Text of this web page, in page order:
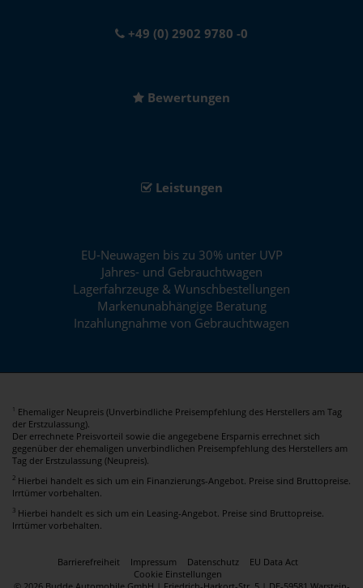
+49 (0) 2902 9780 -0
Bewertungen
Leistungen
EU-Neuwagen bis zu 30% unter UVP
Jahres- und Gebrauchtwagen
Lagerfahrzeuge & Wunschbestellungen
Markenunabhängige Beratung
Inzahlungnahme von Gebrauchtwagen
1
Ehemaliger Neupreis (Unverbindliche Preisempfehlung des Herstellers am Tag
der Erstzulassung).
Der errechnete Preisvorteil sowie die angegebene Ersparnis errechnet sich
gegenüber der ehemaligen unverbindlichen Preisempfehlung des Herstellers am
Tag der Erstzulassung (Neupreis).
2 Hierbei handelt es sich um ein Finanzierungs-Angebot. Preise sind Bruttopreise.
Irrtümer vorbehalten.
3 Hierbei handelt es sich um ein Leasing-Angebot. Preise sind Bruttopreise.
Irrtümer vorbehalten.
Barrierefreiheit Impressum Datenschutz
EU Data Act
Cookie Einstellungen
© 2026 Budde Automobile GmbH | Friedrich-Harkort-Str. 5 | DE-59581 Warstein-